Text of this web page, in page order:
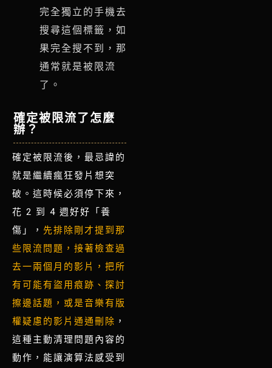
完全獨立的手機去
搜尋這個標籤，如
果完全搜不到，那
通常就是被限流
了 。
確定被限流了怎麼
辦？
確定被限流後，最忌諱的
就是繼續瘋狂發片想突
破。這時候必須停下來，
花 2 到 4 週好好「養
傷」， 先排除剛才提到那
些限流問題，接著檢查過
去一兩個月的影片，把所
有可能有盜用痕跡、探討
擦邊話題，或是音樂有版
權疑慮的影片通通刪除 ，
這種主動清理問題內容的
動作，能讓演算法感受到